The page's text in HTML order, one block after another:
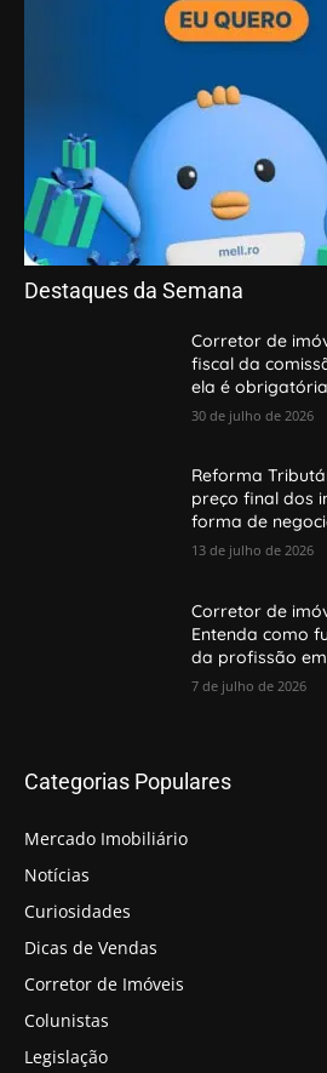
Destaques da Semana
Corretor de
fiscal da
ela é obrigatória
30 de julho de 2026
Reforma
preço final dos
forma de
13 de julho de 2026
Corretor de
Entenda como
da profissão
7 de julho de 2026
Categorias Populares
Mercado Imobiliário
Notícias
Curiosidades
Dicas de Vendas
Corretor de Imóveis
Colunistas
Legislação